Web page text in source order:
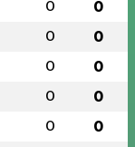
0 0
0 0
0 0
0 0
0 0